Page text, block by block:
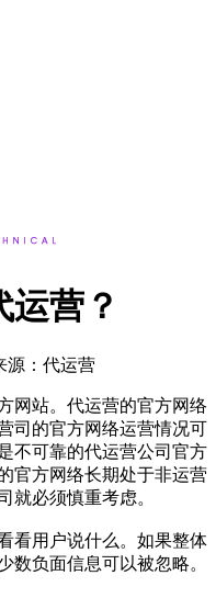
营？
源：代运营
站。代运营的官方网络
司的官方网络运营情况可
不可靠的代运营公司官方
官方网络长期处于非运营
就必须慎重考虑。
用户说什么。如果整体
数负面信息可以被忽略。